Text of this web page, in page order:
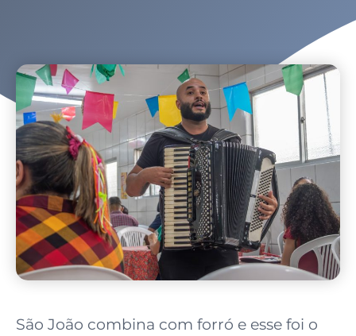
São João combina com forró e esse foi o